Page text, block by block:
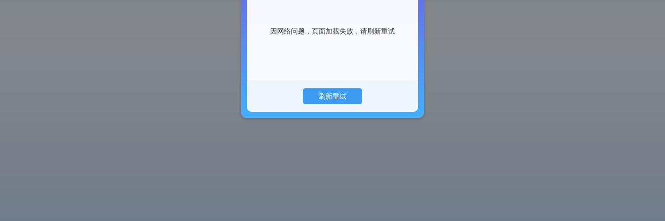
因网络问题，页面加载失败，请刷新重试
刷新重试